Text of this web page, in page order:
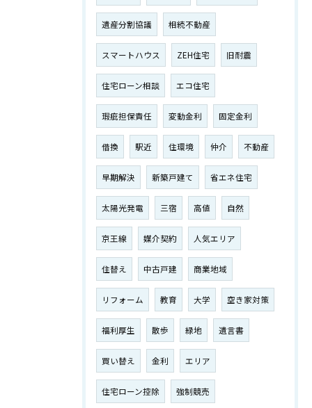
遺産分割協議 相続不動産
スマートハウス ZEH住宅 旧耐震
住宅ローン相談 エコ住宅
瑕疵担保責任 変動金利 固定金利
借換 駅近 住環境 仲介 不動産
早期解決 新築戸建て 省エネ住宅
太陽光発電 三宿 高値 自然
京王線 媒介契約 人気エリア
住替え 中古戸建 商業地域
リフォーム 教育 大学 空き家対策
福利厚生 散歩 緑地 遺言書
買い替え 金利 エリア
住宅ローン控除 強制競売